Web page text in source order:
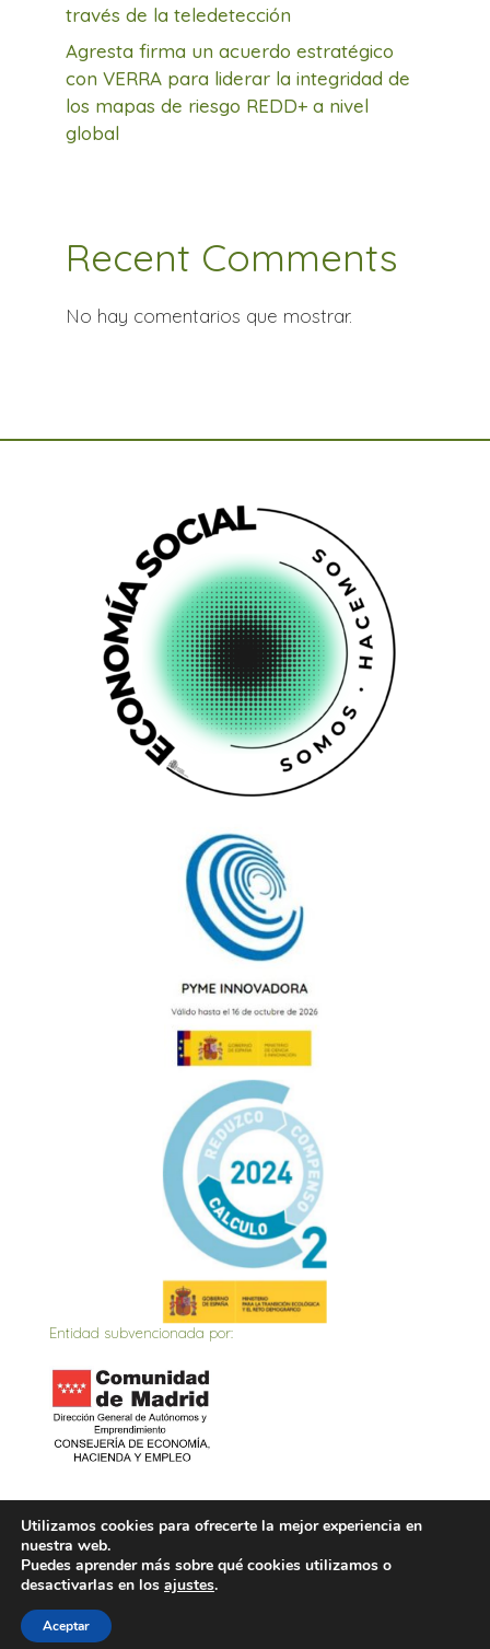
través de la teledetección
Agresta firma un acuerdo estratégico
con VERRA para liderar la integridad de
los mapas de riesgo REDD+ a nivel
global
Recent Comments
No hay comentarios que mostrar.
Entidad subvencionada por:
Política de CookiesAviso Legal
Utilizamos cookies para ofrecerte la mejor experiencia en
nuestra web.
Puedes aprender más sobre qué cookies utilizamos o
desactivarlas en los ajustes.
Aceptar